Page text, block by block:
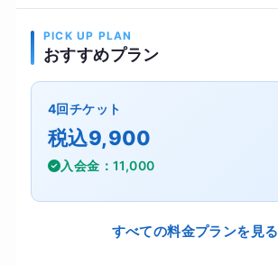
PICK UP PLAN
おすすめプラン
4回チケット
税込9,900
入会金：11,000
すべての料金プランを見る